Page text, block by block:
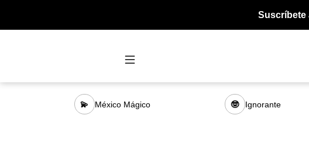
Suscríbete
💫 México Mágico 🤓 Ignorante